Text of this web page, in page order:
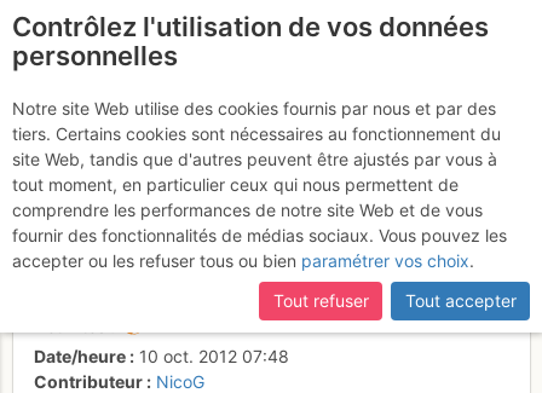
Séminaire d'automne
dans le Queyras - Le soleil
se lève sur le refuge Nino
Soardi
Date/heure
10 oct. 2012 07:48
Contributeur
NicoG
Contrôlez l'utilisation de vos données
personnelles
Notre site Web utilise des cookies fournis par nous et par des
tiers. Certains cookies sont nécessaires au fonctionnement du
site Web, tandis que d'autres peuvent être ajustés par vous à
tout moment, en particulier ceux qui nous permettent de
comprendre les performances de notre site Web et de vous
fournir des fonctionnalités de médias sociaux. Vous pouvez les
accepter ou les refuser tous ou bien paramétrer vos choix.
Tout refuser
Tout accepter